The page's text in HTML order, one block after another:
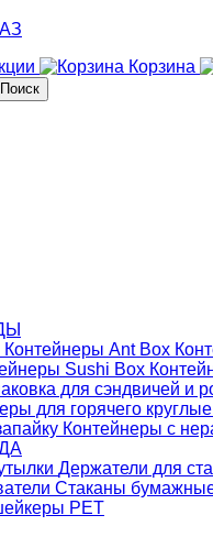
Корзина
Контейнеры Ant Box
Sushi Box
для сэндвичей и
для горячего
Контейнеры с
Держатели для
Стаканы
PET